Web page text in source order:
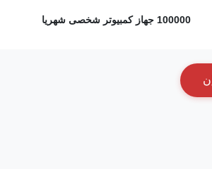
100000 جهاز كمبيوتر شخصى شهريا
ن